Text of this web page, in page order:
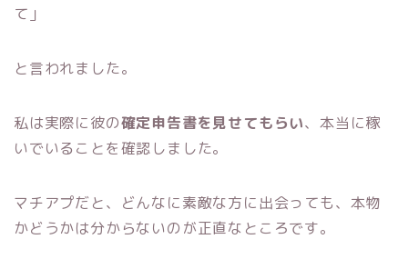
て」
と言われました。
私は実際に彼の確定申告書を見せてもらい、本当に稼
いでいることを確認しました。
マチアプだと、どんなに素敵な方に出会っても、本物
かどうかは分からないのが正直なところです。